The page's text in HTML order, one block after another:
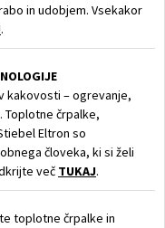
in udobjem. Vsekakor
.
kakovosti – ogrevanje,
Toplotne črpalke,
Eltron so
človeka, ki si želi
več TUKAJ.
toplotne črpalke in